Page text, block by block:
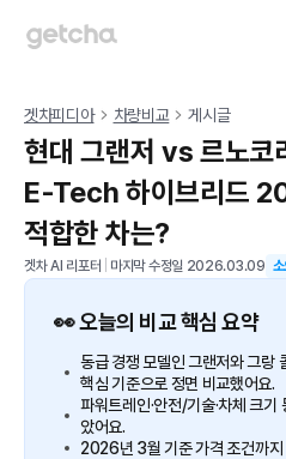
겟차피디아 차량비교 게시글
현대 그랜저 vs 르노코
E-Tech 하이브리드
적합한 차는?
겟차 AI 리포터 마지막 수정일 2026.03.09
👀 오늘의 비교 핵심 요약
동급 경쟁 모델인 그랜저와 그
핵심 기준으로 정면 비교했어요.
파워트레인·안전/기술·차체 크
았어요.
2026년 3월 기준 가격 조건까지